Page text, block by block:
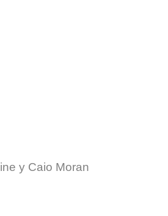
y Caio Moran